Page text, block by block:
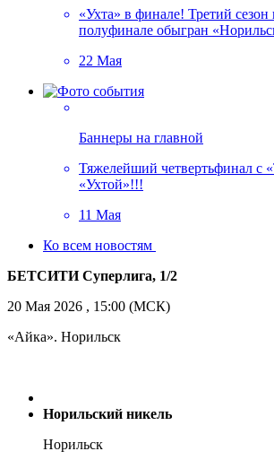
«Ухта» в финале! Третий
полуфинале обыгран
22 Мая
Баннеры на главной
Тяжелейший четвертьфинал с
«Ухтой»!!!
11 Мая
Ко всем новостям
БЕТСИТИ Суперлига, 1/2
20 Мая 2026 , 15:00 (МСК)
«Айка». Норильск
Норильский никель
Норильск